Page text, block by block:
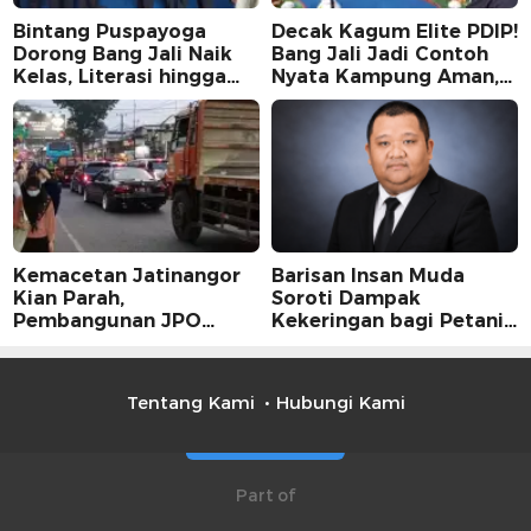
Bintang Puspayoga
Dorong Bang Jali Naik
Kelas, Literasi hingga
UMKM Digital Jadi
Fokus
Decak Kagum Elite PDIP!
Bang Jali Jadi Contoh
Nyata Kampung Aman,
Bersih, dan Mandiri
Kemacetan Jatinangor
Kian Parah,
Pembangunan JPO
Barisan Insan Muda
Soroti Dampak
Kekeringan bagi Petani,
Tentang Kami
Hubungi Kami
Part of